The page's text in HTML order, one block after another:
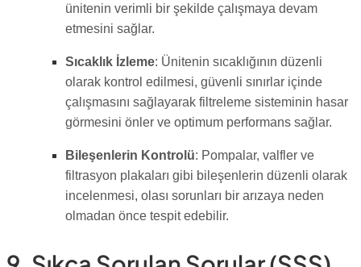
ünitenin verimli bir şekilde çalışmaya devam
etmesini sağlar.
Sıcaklık İzleme: Ünitenin sıcaklığının düzenli
olarak kontrol edilmesi, güvenli sınırlar içinde
çalışmasını sağlayarak filtreleme sisteminin hasar
görmesini önler ve optimum performans sağlar.
Bileşenlerin Kontrolü: Pompalar, valfler ve
filtrasyon plakaları gibi bileşenlerin düzenli olarak
incelenmesi, olası sorunları bir arızaya neden
olmadan önce tespit edebilir.